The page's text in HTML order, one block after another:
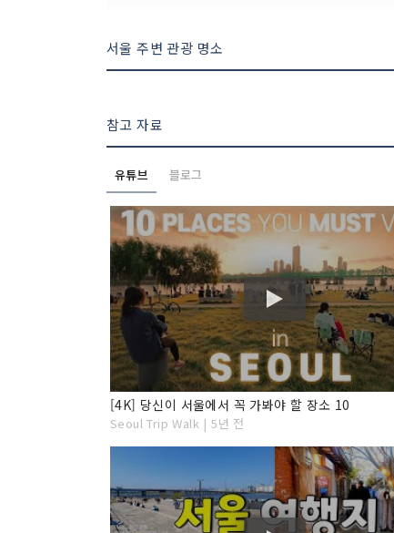
서울 주변 관광 명소
참고 자료
유튜브 블로그
[4K] 당신이 서울에서 꼭 가봐야 할 장소 10
Seoul Trip Walk | 5년 전